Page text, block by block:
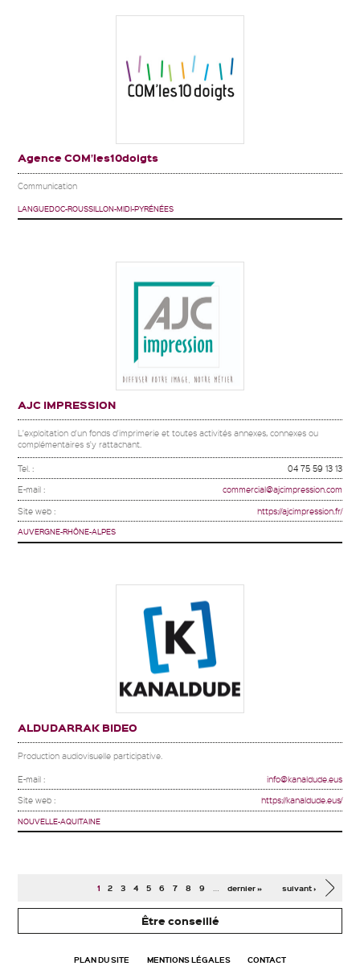
Agence COM’les10doigts
Communication
LANGUEDOC-ROUSSILLON-MIDI-PYRÉNÉES
AJC IMPRESSION
L'exploitation d'un fonds d'imprimerie et toutes activités annexes, connexes ou
complémentaires s'y rattachant.
Tel. : 04 75 59 13 13
E-mail : commercial@ajcimpression.com
Site web : https://ajcimpression.fr/
AUVERGNE-RHÔNE-ALPES
ALDUDARRAK BIDEO
Production audiovisuelle participative.
E-mail : info@kanaldude.eus
Site web : https://kanaldude.eus/
NOUVELLE-AQUITAINE
1 2 3 4 5 6 7 8 9 … suivant ›
dernier »
Être conseillé
PLAN DU SITE MENTIONS LÉGALES CONTACT